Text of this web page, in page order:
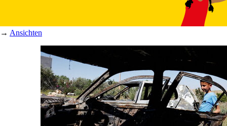
→ Ansichten